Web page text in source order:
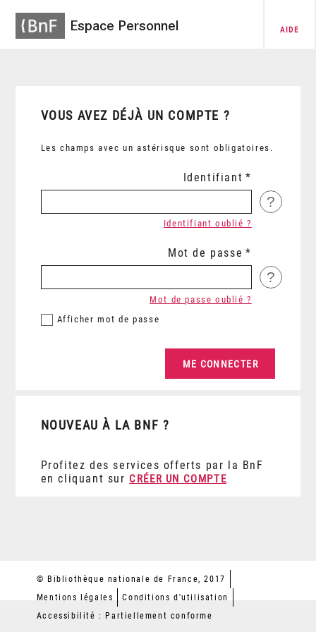
Espace Personnel AIDE
VOUS AVEZ DÉJÀ UN COMPTE ?
Les champs avec un astérisque sont obligatoires.
Identifiant
?
Identifiant oublié ?
Mot de passe
?
Afficher mot de passe
Mot de passe oublié ?
NOUVEAU À LA BNF ?
Profitez des services offerts par la BnF
en cliquant sur CRÉER UN COMPTE
© Bibliothèque nationale de France, 2017
Mentions légales
Conditions d'utilisation
Accessibilité : Partiellement conforme